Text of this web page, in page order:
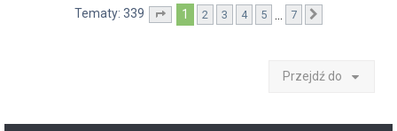
Tematy: 339 Strona1 7
1 2 3 4 5 7
Przejdź do